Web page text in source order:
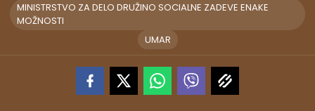
MINISTRSTVO ZA DELO DRUŽINO SOCIALNE ZADEVE ENAKE
MOŽNOSTI
UMAR